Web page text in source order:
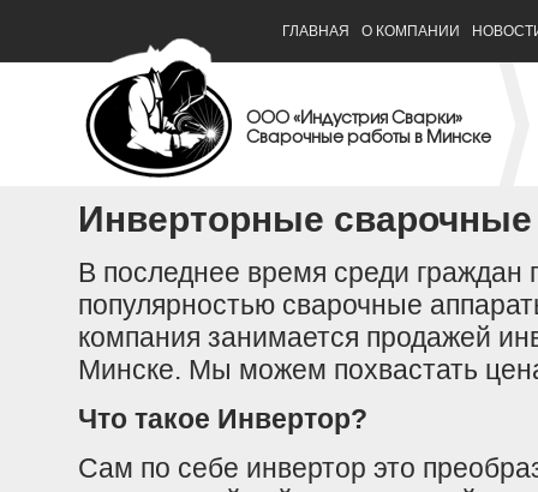
ГЛАВНАЯ О КОМПАНИИ
ООО «Индустрия Сварки»
Сварочные работы в Минске
Инверторные
В последнее время среди граждан
популярностью сварочные
компания занимается продажей
Минске. Мы можем похвастать
Что такое Инвертор?
Сам по себе инвертор это